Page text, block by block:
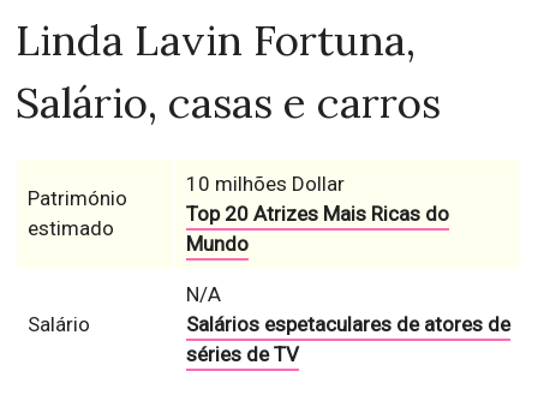
Linda Lavin Fortuna,
Salário, casas e carros
Património
estimado
10 milhões Dollar
Top 20 Atrizes Mais Ricas do
Mundo
Salário
N/A
Salários espetaculares de atores de
séries de TV